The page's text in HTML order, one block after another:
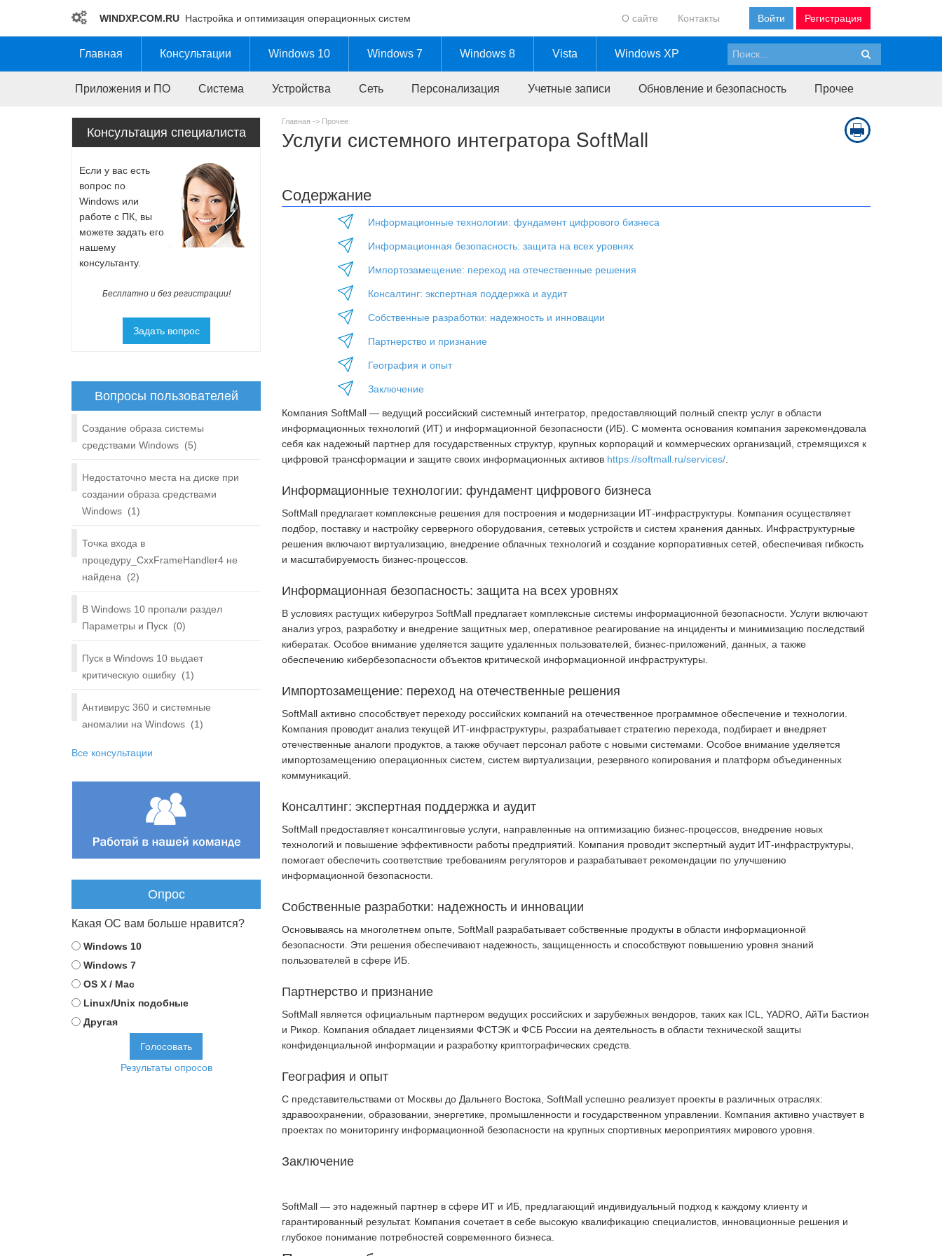
WINDXP.COM.RU Настройка и оптимизация операционных систем Войти Регистрация
О сайте Контакты
Главная Консультации Windows 10 Windows 7 Windows 8 Vista Windows XP
Приложения и ПО Система Устройства Сеть Персонализация Учетные записи Обновление и безопасность Прочее
Главная -> Прочее
Услуги системного интегратора SoftMall
Содержание
Информационные технологии: фундамент цифрового бизнеса
Информационная безопасность: защита на всех уровнях
Импортозамещение: переход на отечественные решения
Консалтинг: экспертная поддержка и аудит
Собственные разработки: надежность и инновации
Партнерство и признание
География и опыт
Заключение
Компания SoftMall — ведущий российский системный интегратор, предоставляющий полный спектр услуг в области
информационных технологий (ИТ) и информационной безопасности (ИБ). С момента основания компания зарекомендовала
себя как надежный партнер для государственных структур, крупных корпораций и коммерческих организаций, стремящихся к
цифровой трансформации и защите своих информационных активов https://softmall.ru/services/
Информационные технологии: фундамент цифрового бизнеса
SoftMall предлагает комплексные решения для построения и модернизации ИТ-инфраструктуры. Компания осуществляет
подбор, поставку и настройку серверного оборудования, сетевых устройств и систем хранения данных. Инфраструктурные
решения включают виртуализацию, внедрение облачных технологий и создание корпоративных сетей, обеспечивая гибкость
и масштабируемость бизнес-процессов.
Информационная безопасность: защита на всех уровнях
В условиях растущих киберугроз SoftMall предлагает комплексные системы информационной безопасности. Услуги включают
анализ угроз, разработку и внедрение защитных мер, оперативное реагирование на инциденты и минимизацию последствий
кибератак. Особое внимание уделяется защите удаленных пользователей, бизнес-приложений, данных, а также
обеспечению кибербезопасности объектов критической информационной инфраструктуры.
Импортозамещение: переход на отечественные решения
SoftMall активно способствует переходу российских компаний на отечественное программное обеспечение и технологии.
Компания проводит анализ текущей ИТ-инфраструктуры, разрабатывает стратегию перехода, подбирает и внедряет
отечественные аналоги продуктов, а также обучает персонал работе с новыми системами. Особое внимание уделяется
импортозамещению операционных систем, систем виртуализации, резервного копирования и платформ объединенных
коммуникаций.
Консалтинг: экспертная поддержка и аудит
SoftMall предоставляет консалтинговые услуги, направленные на оптимизацию бизнес-процессов, внедрение новых
технологий и повышение эффективности работы предприятий. Компания проводит экспертный аудит ИТ-инфраструктуры,
помогает обеспечить соответствие требованиям регуляторов и разрабатывает рекомендации по улучшению
информационной безопасности.
Собственные разработки: надежность и инновации
Основываясь на многолетнем опыте, SoftMall разрабатывает собственные продукты в области информационной
безопасности. Эти решения обеспечивают надежность, защищенность и способствуют повышению уровня знаний
пользователей в сфере ИБ.
Партнерство и признание
SoftMall является официальным партнером ведущих российских и зарубежных вендоров, таких как ICL, YADRO, АйТи Бастион
и Рикор. Компания обладает лицензиями ФСТЭК и ФСБ России на деятельность в области технической защиты
конфиденциальной информации и разработку криптографических средств.
География и опыт
С представительствами от Москвы до Дальнего Востока, SoftMall успешно реализует проекты в различных отраслях:
здравоохранении, образовании, энергетике, промышленности и государственном управлении. Компания активно участвует в
проектах по мониторингу информационной безопасности на крупных спортивных мероприятиях мирового уровня.
Заключение
SoftMall — это надежный партнер в сфере ИТ и ИБ, предлагающий индивидуальный подход к каждому клиенту и
гарантированный результат. Компания сочетает в себе высокую квалификацию специалистов, инновационные решения и
глубокое понимание потребностей современного бизнеса.
Консультация специалиста
Если у вас есть
вопрос по
Windows или
работе с ПК, вы
можете задать его
нашему
консультанту.
Бесплатно и без регистрации!
Задать вопрос
Вопросы пользователей
Создание образа системы
средствами Windows (5)
Недостаточно места на диске при
создании образа средствами
Windows (1)
Точка входа в
процедуру_CxxFrameHandler4 не
найдена
(2)
В Windows 10 пропали раздел
Параметры и Пуск (0)
Пуск в Windows 10 выдает
критическую ошибку (1)
Антивирус 360 и системные
аномалии на Windows (1)
Все консультации
Опрос
Какая ОС вам больше нравится?
Windows 10
Windows 7
OS X / Mac
Linux/Unix подобные
Другая
Результаты опросов